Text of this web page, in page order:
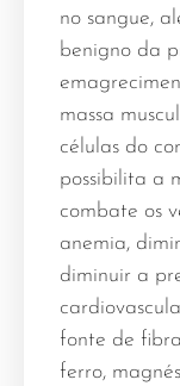
no sangue,
benigno da
massa
células do
possibilita a
combate os
anemia,
diminuir a
fonte de
ferro,